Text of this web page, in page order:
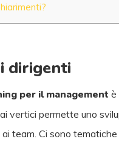
dirigenti
per il management è
vertici permette uno
team. Ci sono